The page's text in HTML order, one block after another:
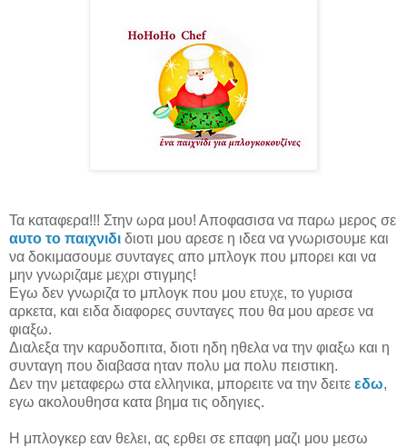
Τα καταφερα!!! Στην ωρα μου! Αποφασισα να παρω μερος σε
αυτο το παιχνιδι διοτι μου αρεσε η ιδεα να γνωρισουμε και
να δοκιμασουμε συνταγες απο μπλογκ που μπορει και να
μην γνωριζαμε μεχρι στιγμης!
Εγω δεν γνωριζα το μπλογκ που μου ετυχε, το γυρισα
αρκετα, και ειδα διαφορες συνταγες πoυ θα μου αρεσε να
φιαξω.
Διαλεξα την καρυδοπιτα, διοτι ηδη ηθελα να την φιαξω και η
συνταγη που διαβασα ηταν πολυ μα πολυ πειστικη.
Δεν την μεταφερω στα ελληνικα, μπορειτε να την δειτε εδω,
εγω ακολουθησα κατα βημα τις οδηγιες.
Η μπλογκερ εαν θελει, ας ερθει σε επαφη μαζι μου μεσω